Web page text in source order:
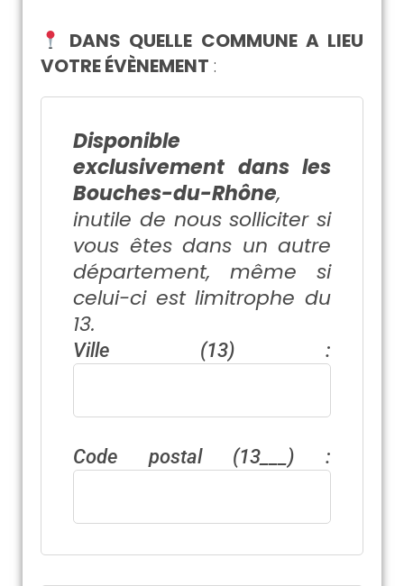
DANS QUELLE COMMUNE A LIEU
VOTRE ÉVÈNEMENT :
Disponible
exclusivement dans les
Bouches-du-Rhône,
inutile de nous solliciter si
vous êtes dans un autre
département, même si
celui-ci est limitrophe du
13.
Ville (13) :
Code postal (13___) :